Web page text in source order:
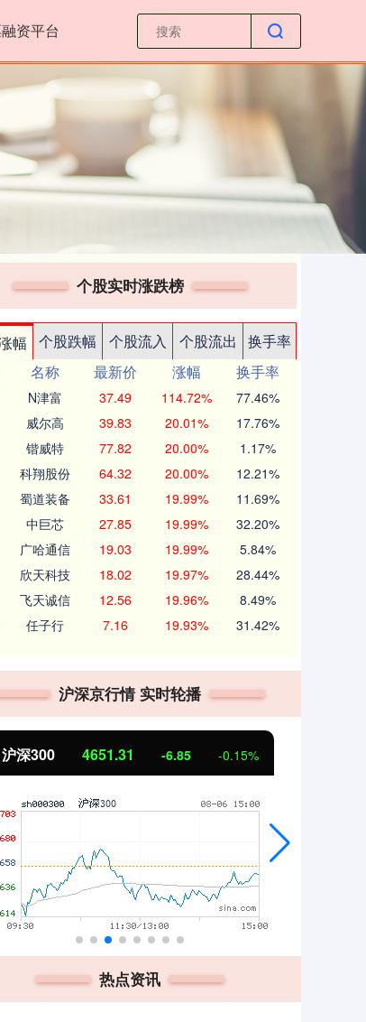
资平台
个股实时涨跌榜
幅 个股跌幅 个股流入 个股流出
换手率
名称 最新价 涨幅
换手率
N津富 37.49 114.72% 77.46%
威尔高 39.83 20.01% 17.76%
锴威特 77.82 20.00% 1.17%
科翔股份 64.32 20.00% 12.21%
蜀道装备 33.61 19.99% 11.69%
中巨芯 27.85 19.99% 32.20%
广哈通信 19.03 19.99% 5.84%
欣天科技 18.02 19.97% 28.44%
飞天诚信 12.56 19.96% 8.49%
任子行 7.16 19.93% 31.42%
沪深京行情 实时轮播
深300 4651.31 -6.85 -0.15%
热点资讯